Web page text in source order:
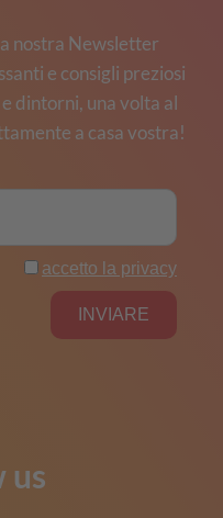
nostra Newsletter
e consigli preziosi
dintorni, una volta al
a casa vostra!
us